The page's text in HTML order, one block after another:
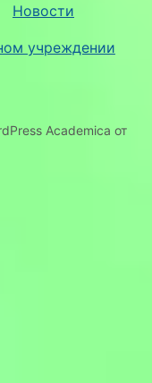
Новости
учреждении
Academica от